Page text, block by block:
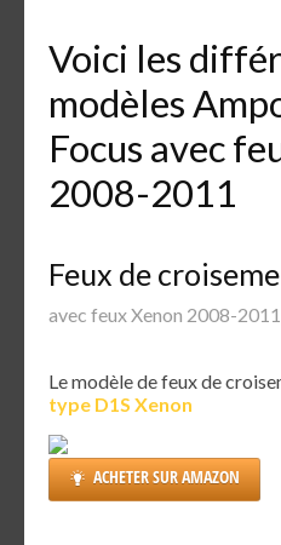
Voici les
modèles
Focus avec
2008-2011
Feux de
avec feux Xenon 2008-2011
Le modèle de feux de
type D1S Xenon
ACHETER SUR AMAZON